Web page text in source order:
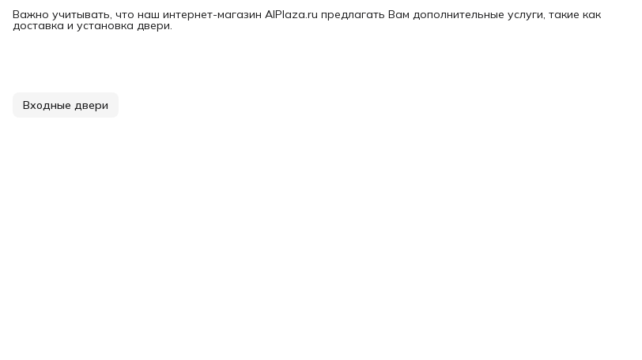
Важно учитывать, что наш интернет-магазин AlPlaza.ru предлагать Вам дополнительные услуги, такие как
доставка и установка двери.
Входные двери